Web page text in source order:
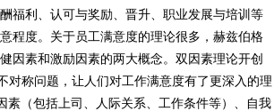
福利、认可与奖励、晋升、职业发展与培训等
程度。关于员工满意度的理论很多，赫兹伯格
因素和激励因素的两大概念。双因素理论开创
对称问题，让人们对工作满意度有了更深入的理
素（包括上司、人际关系、工作条件等）、自我